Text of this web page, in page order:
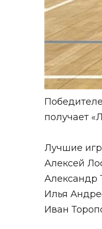
получает
Лучшие
Алексей
Александр
Илья
Иван